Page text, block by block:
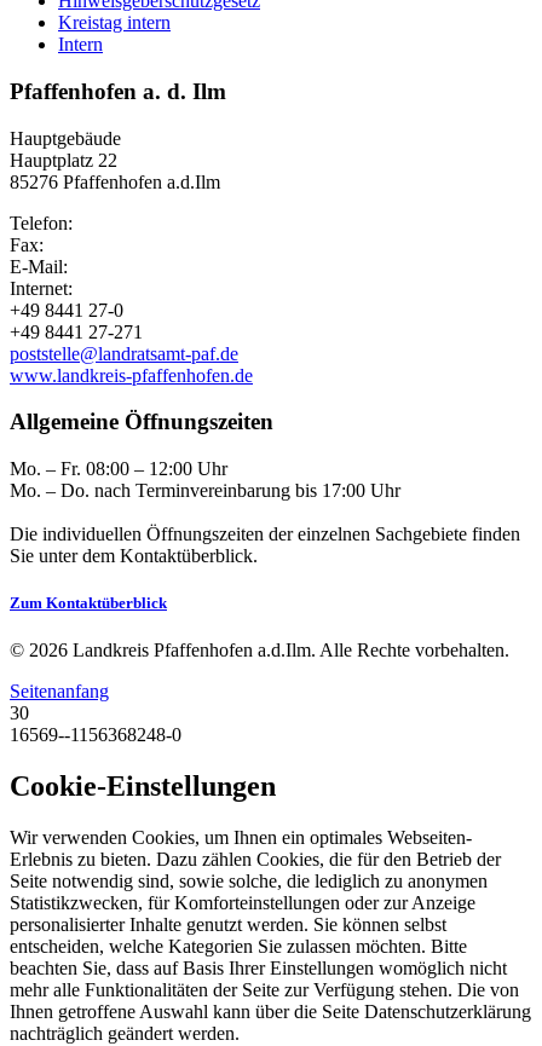
Kreistag intern
Intern
Pfaffenhofen a. d. Ilm
Hauptgebäude
Hauptplatz 22
85276 Pfaffenhofen a.d.Ilm
Telefon:
Fax:
E-Mail:
Internet:
+49 8441 27-0
+49 8441 27-271
poststelle@landratsamt-paf.de
www.landkreis-pfaffenhofen.de
Allgemeine Öffnungszeiten
Mo. – Fr. 08:00 – 12:00 Uhr
Mo. – Do. nach Terminvereinbarung bis 17:00 Uhr
Die individuellen Öffnungszeiten der einzelnen Sachgebiete finden
Sie unter dem Kontaktüberblick.
Zum Kontaktüberblick
© 2026 Landkreis Pfaffenhofen a.d.Ilm. Alle Rechte vorbehalten.
Seitenanfang
30
16569--1156368248-0
Cookie-Einstellungen
Wir verwenden Cookies, um Ihnen ein optimales Webseiten-
Erlebnis zu bieten. Dazu zählen Cookies, die für den Betrieb der
Seite notwendig sind, sowie solche, die lediglich zu anonymen
Statistikzwecken, für Komforteinstellungen oder zur Anzeige
personalisierter Inhalte genutzt werden. Sie können selbst
entscheiden, welche Kategorien Sie zulassen möchten. Bitte
beachten Sie, dass auf Basis Ihrer Einstellungen womöglich nicht
mehr alle Funktionalitäten der Seite zur Verfügung stehen. Die von
Ihnen getroffene Auswahl kann über die Seite Datenschutzerklärung
nachträglich geändert werden.